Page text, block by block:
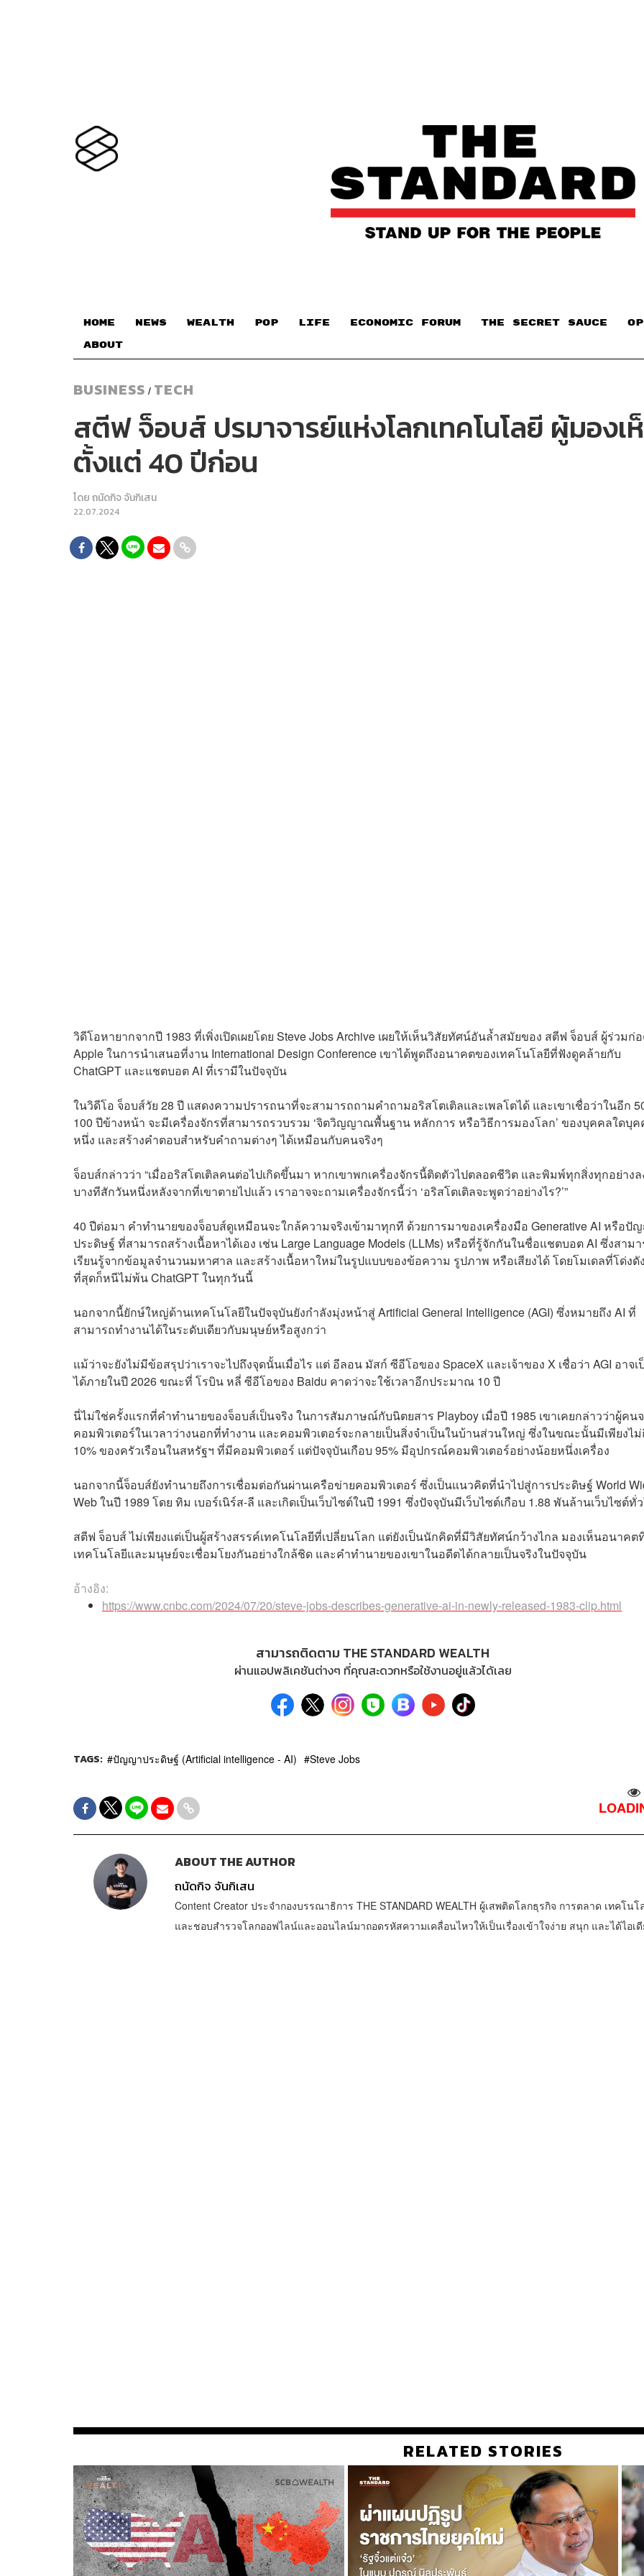
HOME NEWS WEALTH POP LIFE ECONOMIC FORUM THE SECRET SAUCE​
ABOUT
BUSINESS / TECH
สตีฟ จ็อบส์ ปรมาจารย์แห่งโลกเทคโนโลยี ผู้มอง
ตั้งแต่ 40 ปีก่อน
โดยถนัดกิจ จันกิเสน
22.07.2024
วิดีโอหายากจากปี 1983 ที่เพิ่งเปิดเผยโดย Steve Jobs Archive เผยให้เห็นวิสัยทัศน์อันล้ำสมัยของ สตีฟ จ็อบส์ ผู้ร่วมก่
Apple ในการนำเสนอที่งาน International Design Conference เขาได้พูดถึงอนาคตของเทคโนโลยีที่ฟังดูคล้ายกับ
ChatGPT และแชตบอต AI ที่เรามีในปัจจุบัน
ในวิดีโอ จ็อบส์วัย 28 ปี แสดงความปรารถนาที่จะสามารถถามคำถามอริสโตเติลและเพลโตได้ และเขาเชื่อว่าในอีก
100 ปีข้างหน้า จะมีเครื่องจักรที่สามารถรวบรวม ‘จิตวิญญาณพื้นฐาน หลักการ หรือวิธีการมองโลก’ ของบุคคลใดบุค
หนึ่ง และสร้างคำตอบสำหรับคำถามต่างๆ ได้เหมือนกับคนจริงๆ
จ็อบส์กล่าวว่า “เมื่ออริสโตเติลคนต่อไปเกิดขึ้นมา หากเขาพกเครื่องจักรนี้ติดตัวไปตลอดชีวิต และพิมพ์ทุกสิ่งทุกอย่างล
บางทีสักวันหนึ่งหลังจากที่เขาตายไปแล้ว เราอาจจะถามเครื่องจักรนี้ว่า ‘อริสโตเติลจะพูดว่าอย่างไร?’”
40 ปีต่อมา คำทำนายของจ็อบส์ดูเหมือนจะใกล้ความจริงเข้ามาทุกที ด้วยการมาของเครื่องมือ Generative AI หรือปั
ประดิษฐ์ ที่สามารถสร้างเนื้อหาได้เอง เช่น Large Language Models (LLMs) หรือที่รู้จักกันในชื่อแชตบอต AI ซึ่งสาม
เรียนรู้จากข้อมูลจำนวนมหาศาล และสร้างเนื้อหาใหม่ในรูปแบบของข้อความ รูปภาพ หรือเสียงได้ โดยโมเดลที่โด่งดัง
ที่สุดก็หนีไม่พ้น ChatGPT ในทุกวันนี้
นอกจากนี้ยักษ์ใหญ่ด้านเทคโนโลยีในปัจจุบันยังกำลังมุ่งหน้าสู่ Artificial General Intelligence (AGI) ซึ่งหมายถึง AI ที่
สามารถทำงานได้ในระดับเดียวกับมนุษย์หรือสูงกว่า
แม้ว่าจะยังไม่มีข้อสรุปว่าเราจะไปถึงจุดนั้นเมื่อไร แต่ อีลอน มัสก์ ซีอีโอของ SpaceX และเจ้าของ X เชื่อว่า AGI อาจเ
ได้ภายในปี 2026 ขณะที่ โรบิน หลี่ ซีอีโอของ Baidu คาดว่าจะใช้เวลาอีกประมาณ 10 ปี
นี่ไม่ใช่ครั้งแรกที่คำทำนายของจ็อบส์เป็นจริง ในการสัมภาษณ์กับนิตยสาร Playboy เมื่อปี 1985 เขาเคยกล่าวว่าผู้คน
คอมพิวเตอร์ในเวลาว่างนอกที่ทำงาน และคอมพิวเตอร์จะกลายเป็นสิ่งจำเป็นในบ้านส่วนใหญ่ ซึ่งในขณะนั้นมีเพียงไม่
10% ของครัวเรือนในสหรัฐฯ ที่มีคอมพิวเตอร์ แต่ปัจจุบันเกือบ 95% มีอุปกรณ์คอมพิวเตอร์อย่างน้อยหนึ่งเครื่อง
นอกจากนี้จ็อบส์ยังทำนายถึงการเชื่อมต่อกันผ่านเครือข่ายคอมพิวเตอร์ ซึ่งเป็นแนวคิดที่นำไปสู่การประดิษฐ์ World
Web ในปี 1989 โดย ทิม เบอร์เนิร์ส-ลี และเกิดเป็นเว็บไซต์ในปี 1991 ซึ่งปัจจุบันมีเว็บไซต์เกือบ 1.88 พันล้านเว็บไซต์ทั่
สตีฟ จ็อบส์ ไม่เพียงแต่เป็นผู้สร้างสรรค์เทคโนโลยีที่เปลี่ยนโลก แต่ยังเป็นนักคิดที่มีวิสัยทัศน์กว้างไกล มองเห็นอนาคต
เทคโนโลยีและมนุษย์จะเชื่อมโยงกันอย่างใกล้ชิด และคำทำนายของเขาในอดีตได้กลายเป็นจริงในปัจจุบัน
อ้างอิง:
https://www.cnbc.com/2024/07/20/steve-jobs-describes-generative-ai-in-newly-released-1983-clip.html
สามารถติดตาม THE STANDARD WEALTH
ผ่านแอปพลิเคชันต่างๆ ที่คุณสะดวกหรือใช้งานอยู่แล้วได้เลย
TAGS: ปัญญาประดิษฐ์ (Artificial intelligence - AI) Steve Jobs
ABOUT THE AUTHOR
ถนัดกิจ จันกิเสน
Content Creator ประจำกองบรรณาธิการ THE STANDARD WEALTH ผู้เสพติดโลกธุรกิจ การตลาด เทคโนโ
และชอบสำรวจโลกออฟไลน์และออนไลน์มาถอดรหัสความเคลื่อนไหวให้เป็นเรื่องเข้าใจง่าย สนุก และได้ไอเ
RELATED STORIES